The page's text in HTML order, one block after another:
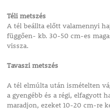
Téli metszés
A tél beállta előtt valamennyi
függően- kb. 30-50 cm-es
vissza.
Tavaszi metszés
A tél elmúlta után ismételten
a gyengébb és a régi, elfagyott
maradjon, ezeket 10-20 cm-re